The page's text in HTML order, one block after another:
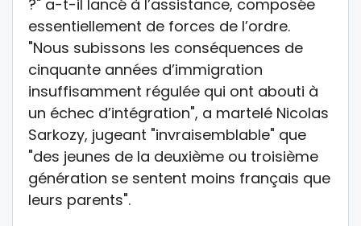
?" a-t-il lancé à l’assistance, composée
essentiellement de forces de l’ordre.
"Nous subissons les conséquences de
cinquante années d’immigration
insuffisamment régulée qui ont abouti à
un échec d’intégration", a martelé Nicolas
Sarkozy, jugeant "invraisemblable" que
"des jeunes de la deuxième ou troisième
génération se sentent moins français que
leurs parents".